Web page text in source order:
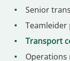
Senior
Teamleider
Transport
Operations